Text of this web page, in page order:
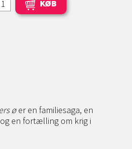
KØB
øer en familiesaga, en
en fortælling om krig i